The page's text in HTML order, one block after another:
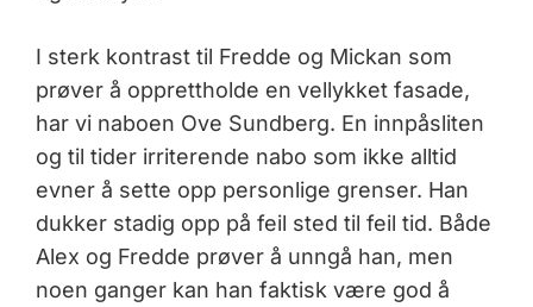
I sterk kontrast til Fredde og Mickan som
prøver å opprettholde en vellykket fasade,
har vi naboen Ove Sundberg. En innpåsliten
og til tider irriterende nabo som ikke alltid
evner å sette opp personlige grenser. Han
dukker stadig opp på feil sted til feil tid. Både
Alex og Fredde prøver å unngå han, men
noen ganger kan han faktisk være god å